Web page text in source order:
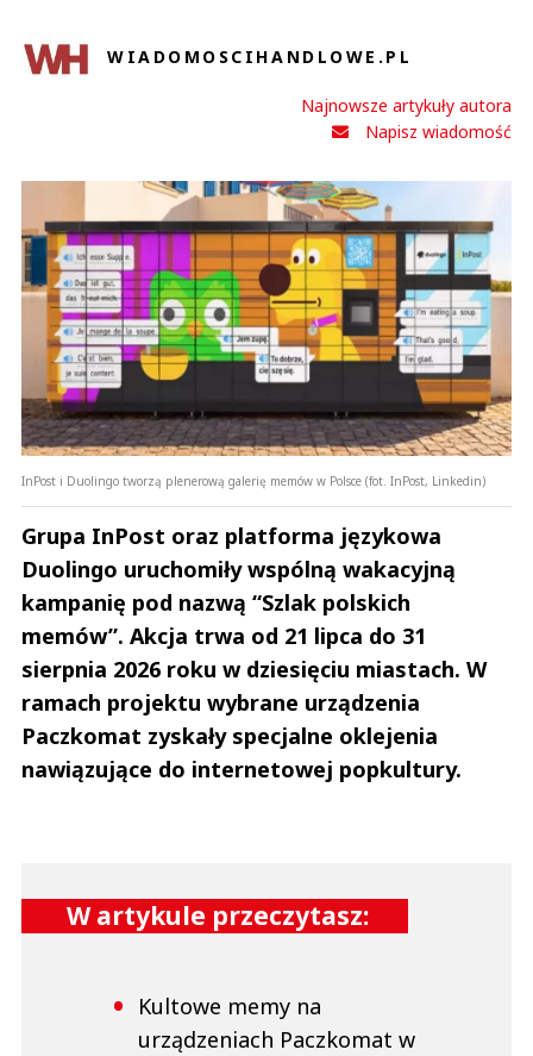
WIADOMOSCIHANDLOWE.PL
Najnowsze artykuły autora
Napisz wiadomość
InPost i Duolingo tworzą plenerową galerię memów w Polsce (fot. InPost, Linkedin)
Grupa InPost oraz platforma językowa
Duolingo uruchomiły wspólną wakacyjną
kampanię pod nazwą “Szlak polskich
memów”. Akcja trwa od 21 lipca do 31
sierpnia 2026 roku w dziesięciu miastach. W
ramach projektu wybrane urządzenia
Paczkomat zyskały specjalne oklejenia
nawiązujące do internetowej popkultury.
W artykule przeczytasz:
Kultowe memy na
urządzeniach Paczkomat w